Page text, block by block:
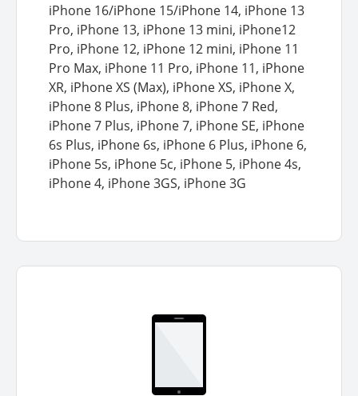
iPhone 16/iPhone 15/iPhone 14, iPhone 13
Pro, iPhone 13, iPhone 13 mini, iPhone12
Pro, iPhone 12, iPhone 12 mini, iPhone 11
Pro Max, iPhone 11 Pro, iPhone 11, iPhone
XR, iPhone XS (Max), iPhone XS, iPhone X,
iPhone 8 Plus, iPhone 8, iPhone 7 Red,
iPhone 7 Plus, iPhone 7, iPhone SE, iPhone
6s Plus, iPhone 6s, iPhone 6 Plus, iPhone 6,
iPhone 5s, iPhone 5c, iPhone 5, iPhone 4s,
iPhone 4, iPhone 3GS, iPhone 3G